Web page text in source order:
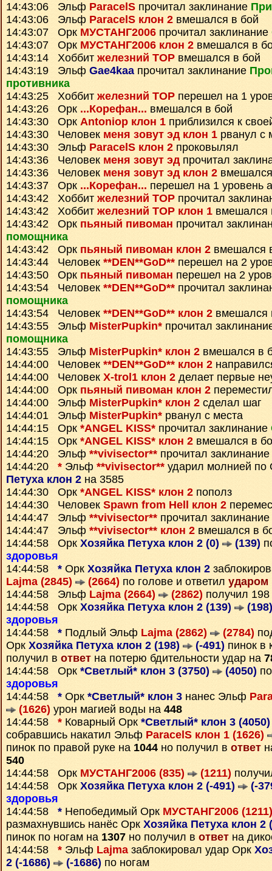
14:43:06 Эльф ParacelS прочитал заклинание
14:43:06 Эльф ParacelS клон 2 вмешался в бой
14:43:07 Орк МУСТАНГ2006 прочитал заклинание
14:43:07 Орк МУСТАНГ2006 клон 2 вмешался в
14:43:14 Хоббит железний ТОР вмешался в бой
14:43:19 Эльф Gae4kaaпрочитал заклинание
противника
14:43:25 Хоббит железний ТОР перешел на 1
14:43:26 Орк ...Корефан... вмешался в бой
14:43:30 Орк Antoniop клон 1 приблизился к
14:43:30 Человек меня зовут эд клон 1 рванул с
14:43:30 Эльф ParacelS клон 2 проковылял
14:43:36 Человек меня зовут эдпрочитал
14:43:36 Человек меня зовут эд клон 2
14:43:37 Орк ...Корефан... перешел на 1 уровень
14:43:42 Хоббит железний ТОР прочитал
14:43:42 Хоббит железний ТОР клон 1 вмешался
14:43:42 Орк пьяный пивоман прочитал
помощника
14:43:42 Орк пьяный пивоман клон 2 вмешался
14:43:44 Человек **DEN**GoD** перешел на 2
14:43:50 Орк пьяный пивоман перешел на 2
14:43:54 Человек **DEN**GoD** прочитал
помощника
14:43:54 Человек **DEN**GoD** клон 2 вмешался
14:43:55 Эльф MisterPupkin* прочитал
помощника
14:43:55 Эльф MisterPupkin* клон 2 вмешался в
14:44:00 Человек **DEN**GoD** клон 2
14:44:00 Человек X-trol1 клон 2 делает первые
14:44:00 Орк пьяный пивоман клон 2
14:44:00 Эльф MisterPupkin* клон 2 сделал шаг
14:44:01 Эльф MisterPupkin* рванул с места
14:44:15 Орк *ANGEL KISS* прочитал заклинание
14:44:15 Орк *ANGEL KISS* клон 2 вмешался в
14:44:20 Эльф **vivisector** прочитал заклинание
14:44:20 * Эльф **vivisector** ударил молнией
Петуха клон 2 на 3585
14:44:30 Орк *ANGEL KISS* клон 2 пополз
14:44:30 Человек Spawn from Hell клон 2
14:44:47 Эльф **vivisector** прочитал заклинание
14:44:47 Эльф **vivisector** клон 2 вмешался в
14:44:58 Орк Хозяйка Петуха клон 2 (0) (139)
здоровья
14:44:58 * Орк Хозяйка Петуха клон 2
Lajma (2845)
(2664) по голове и ответил ударом
14:44:58 Эльф Lajma (2664) (2862) получил 198
14:44:58 Орк Хозяйка Петуха клон 2 (139)
(198)
здоровья
14:44:58 * Подлый Эльф Lajma (2862) (2784)
Орк Хозяйка Петуха клон 2 (198) (-491) пинок в
получил в ответ на потерю бдительности удар на
14:44:58 Орк *Светлый* клон 3 (3750) (4050)
здоровья
14:44:58 * Орк *Светлый* клон 3 нанес Эльф
(1626) урон магией воды на 448
14:44:58 * Коварный Орк *Светлый* клон 3
собравшись накатил Эльф ParacelS клон 1 (1626)
пинок по правой руке на 1044 но получил в ответ
540
14:44:58 Орк МУСТАНГ2006 (835) (1211)
14:44:58 Орк Хозяйка Петуха клон 2 (-491)
(-
здоровья
14:44:58 * Непобедимый Орк МУСТАНГ2006
размахнувшись нанёс Орк Хозяйка Петуха клон 2
пинок по ногам на 1307 но получил в ответ на
14:44:58 * Эльф Lajmaзаблокировал удар Орк
2 (-1686)
(-1686) по ногам